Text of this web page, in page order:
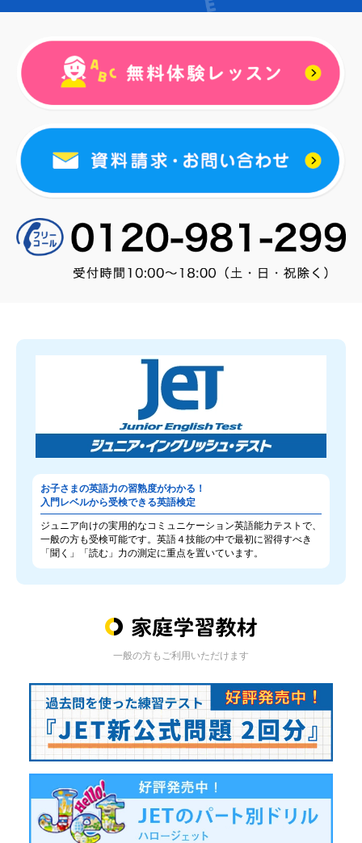
お子さまの英語力の習熟度がわかる！
入門レベルから受検できる英語検定
ジュニア向けの実用的なコミュニケーション英語能力テストで、
一般の方も受検可能です。英語４技能の中で最初に習得すべき
「聞く」「読む」力の測定に重点を置いています。
一般の方もご利用いただけます